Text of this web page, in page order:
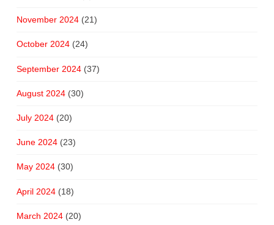
November 2024(21)
October 2024(24)
September 2024(37)
August 2024(30)
July 2024(20)
June 2024(23)
May 2024(30)
April 2024(18)
March 2024(20)